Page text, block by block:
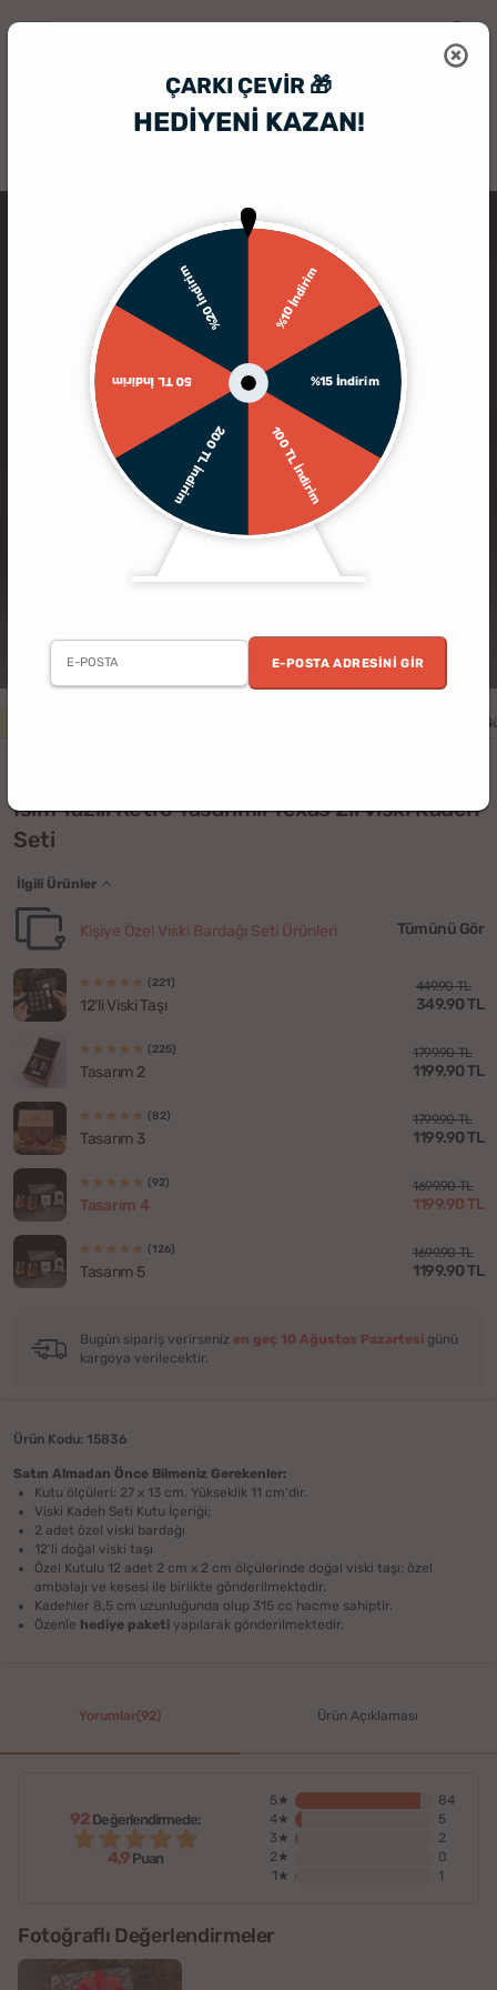
ÇARKI ÇEVIR 🎁
HEDİYENİ KAZAN!
%10 İndirim
%15 İndirim
100 TL İndirim
200 TL İndirim
50 TL İndirim
%20 İndirim
E-POSTA ADRESINI GIR
Sevgililer
İsim Yazılı Retro Tasarımlı Texas 2li Viski Kadeh
Seti
İlgili Ürünler
Kişiye Özel Viski Bardağı Seti Ürünleri Tümünü Gör
(221)
12'li Viski Taşı
449.90 TL
349.90 TL
(225)
Tasarım 2
1799.90 TL
1199.90 TL
(82)
Tasarım 3
1799.90 TL
1199.90 TL
(92)
Tasarım 4
1699.90 TL
1199.90 TL
(126)
Tasarım 5
1699.90 TL
1199.90 TL
Bugün sipariş verirseniz en geç 10 Ağustos Pazartesi günü
kargoya verilecektir.
Ürün Kodu: 15836
Satın Almadan Önce Bilmeniz Gerekenler:
Kutu ölçüleri: 27 x 13 cm. Yükseklik 11 cm'dir.
Viski Kadeh Seti Kutu İçeriği;
2 adet özel viski bardağı
12'li doğal viski taşı
Özel Kutulu 12 adet 2 cm x 2 cm ölçülerinde doğal viski taşı; özel
ambalajı ve kesesi ile birlikte gönderilmektedir.
Kadehler 8,5 cm uzunluğunda olup 315 cc hacme sahiptir.
Özenle hediye paketi yapılarak gönderilmektedir.
Yorumlar(92) Ürün Açıklaması
92 Değerlendirmede:
4,9 Puan
5★
84
4★
5
3★
2
2★
0
1★
1
Fotoğraflı Değerlendirmeler